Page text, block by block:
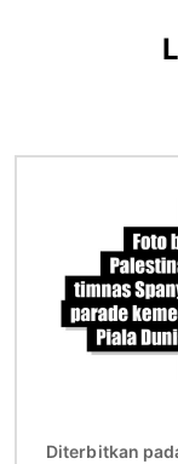
Diterbitkan